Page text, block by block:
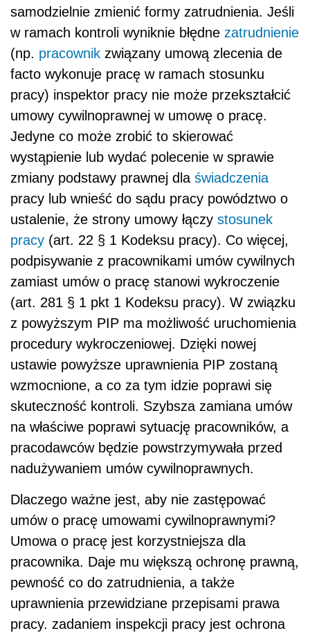
samodzielnie zmienić formy zatrudnienia. Jeśli
w ramach kontroli wyniknie błędne zatrudnienie
(np. pracownik związany umową zlecenia de
facto wykonuje pracę w ramach stosunku
pracy) inspektor pracy nie może przekształcić
umowy cywilnoprawnej w umowę o pracę.
Jedyne co może zrobić to skierować
wystąpienie lub wydać polecenie w sprawie
zmiany podstawy prawnej dla świadczenia
pracy lub wnieść do sądu pracy powództwo o
ustalenie, że strony umowy łączy stosunek
pracy (art. 22 § 1 Kodeksu pracy). Co więcej,
podpisywanie z pracownikami umów cywilnych
zamiast umów o pracę stanowi wykroczenie
(art. 281 § 1 pkt 1 Kodeksu pracy). W związku
z powyższym PIP ma możliwość uruchomienia
procedury wykroczeniowej. Dzięki nowej
ustawie powyższe uprawnienia PIP zostaną
wzmocnione, a co za tym idzie poprawi się
skuteczność kontroli. Szybsza zamiana umów
na właściwe poprawi sytuację pracowników, a
pracodawców będzie powstrzymywała przed
nadużywaniem umów cywilnoprawnych.
Dlaczego ważne jest, aby nie zastępować
umów o pracę umowami cywilnoprawnymi?
Umowa o pracę jest korzystniejsza dla
pracownika. Daje mu większą ochronę prawną,
pewność co do zatrudnienia, a także
uprawnienia przewidziane przepisami prawa
pracy. zadaniem inspekcji pracy jest ochrona